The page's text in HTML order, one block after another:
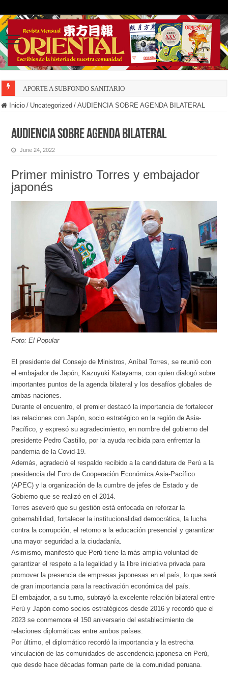
APORTE A SUBFONDO SANITARIO
Inicio / Uncategorized / AUDIENCIA SOBRE AGENDA BILATERAL
AUDIENCIA SOBRE AGENDA BILATERAL
June 24, 2022
Primer ministro Torres y embajador
japonés
Foto: El Popular
El presidente del Consejo de Ministros, Aníbal Torres, se reunió con
el embajador de Japón, Kazuyuki Katayama, con quien dialogó sobre
importantes puntos de la agenda bilateral y los desafíos globales de
ambas naciones.
Durante el encuentro, el premier destacó la importancia de fortalecer
las relaciones con Japón, socio estratégico en la región de Asia-
Pacífico, y expresó su agradecimiento, en nombre del gobierno del
presidente Pedro Castillo, por la ayuda recibida para enfrentar la
pandemia de la Covid-19.
Además, agradeció el respaldo recibido a la candidatura de Perú a la
presidencia del Foro de Cooperación Económica Asia-Pacífico
(APEC) y la organización de la cumbre de jefes de Estado y de
Gobierno que se realizó en el 2014.
Torres aseveró que su gestión está enfocada en reforzar la
gobernabilidad, fortalecer la institucionalidad democrática, la lucha
contra la corrupción, el retorno a la educación presencial y garantizar
una mayor seguridad a la ciudadanía.
Asimismo, manifestó que Perú tiene la más amplia voluntad de
garantizar el respeto a la legalidad y la libre iniciativa privada para
promover la presencia de empresas japonesas en el país, lo que será
de gran importancia para la reactivación económica del país.
El embajador, a su turno, subrayó la excelente relación bilateral entre
Perú y Japón como socios estratégicos desde 2016 y recordó que el
2023 se conmemora el 150 aniversario del establecimiento de
relaciones diplomáticas entre ambos países.
Por último, el diplomático recordó la importancia y la estrecha
vinculación de las comunidades de ascendencia japonesa en Perú,
que desde hace décadas forman parte de la comunidad peruana.